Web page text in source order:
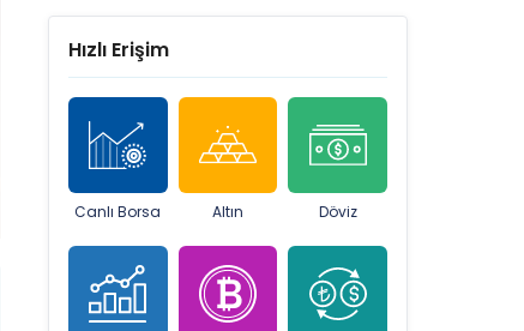
Hızlı Erişim
Canlı Borsa Altın Döviz